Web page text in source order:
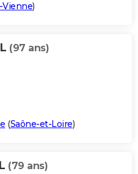
Vienne)
(97 ans)
(Saône-et-Loire)
(79 ans)